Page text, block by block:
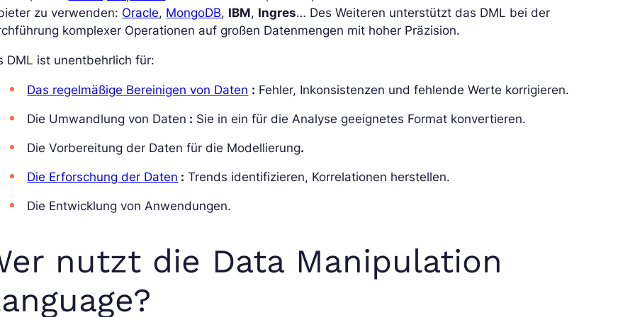
zu verwenden: Oracle, MongoDB, IBM, Ingres… Des Weiteren unterstützt das DML bei der
komplexer Operationen auf großen Datenmengen mit hoher Präzision.
DML ist unentbehrlich für:
Das regelmäßige Bereinigen von Daten : Fehler, Inkonsistenzen und fehlende Werte korrigieren.
Die Umwandlung von Daten : Sie in ein für die Analyse geeignetes Format konvertieren.
Die Vorbereitung der Daten für die Modellierung.
Die Erforschung der Daten : Trends identifizieren, Korrelationen herstellen.
Die Entwicklung von Anwendungen.
nutzt die Data Manipulation